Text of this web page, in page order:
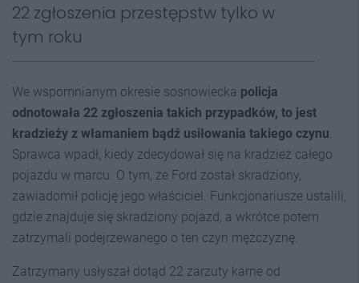
22 zgłoszenia przestępstw tylko w
tym roku
We wspomnianym okresie sosnowiecka policja
odnotowała 22 zgłoszenia takich przypadków, to jest
kradzieży z włamaniem bądź usiłowania takiego czynu
Sprawca wpadł, kiedy zdecydował się na kradzież całego
pojazdu w marcu. O tym, że Ford został skradziony,
zawiadomił policję jego właściciel. Funkcjonariusze ustalili,
gdzie znajduje się skradziony pojazd, a wkrótce potem
zatrzymali podejrzewanego o ten czyn mężczyznę.
Zatrzymany usłyszał dotąd 22 zarzuty karne od